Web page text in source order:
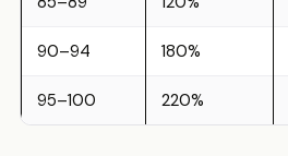
90–94 180%
95–100 220%